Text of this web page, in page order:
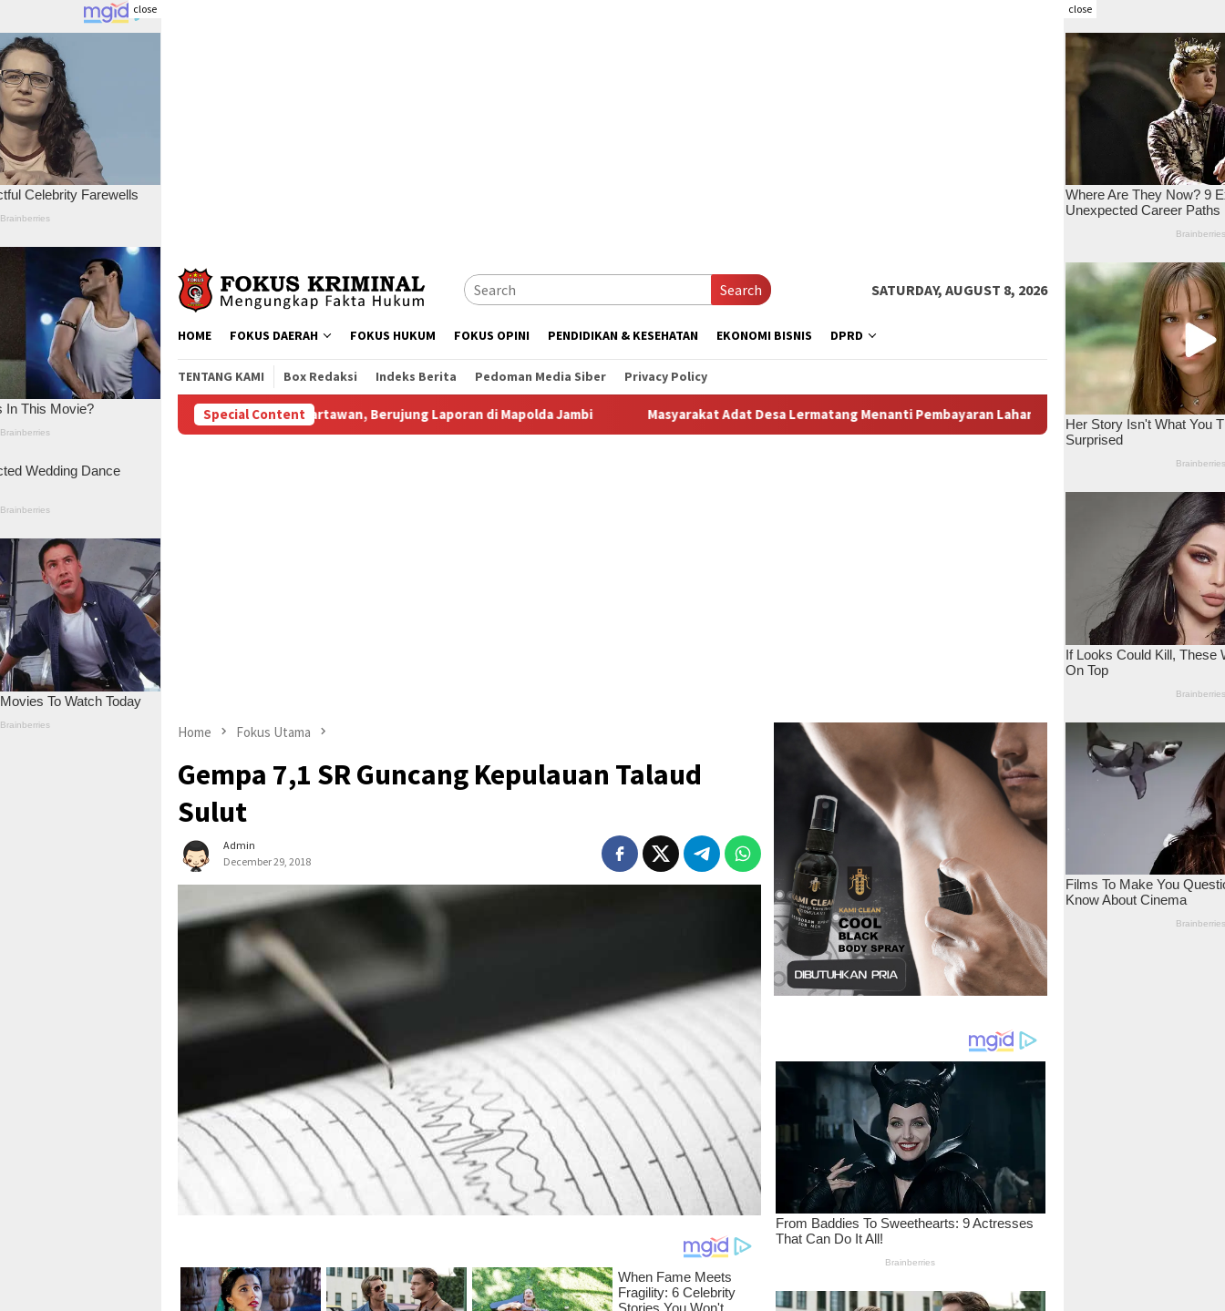
close close
Search SATURDAY, AUGUST 8, 2026
HOME FOKUS DAERAH FOKUS HUKUM FOKUS OPINI PENDIDIKAN & KESEHATAN EKONOMI BISNIS DPRD
TENTANG KAMI Box Redaksi Indeks Berita Pedoman Media Siber Privacy Policy
Special Content
Subsidi Aniaya Wartawan, Berujung Laporan di Mapolda Jambi Masyarakat Adat Desa Lermatang Menanti Pembayaran Lahan: Antara Dugaan Konspirasi dan Bayang-Bayang “Makelar
Home Fokus Utama
Gempa 7,1 SR Guncang Kepulauan Talaud
Sulut
Admin
December 29, 2018